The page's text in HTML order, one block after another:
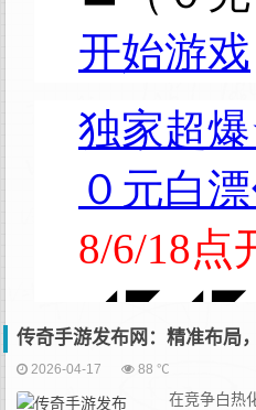
传奇手游发布网：精准布局
2026-04-17 88 ℃
在竞争白热